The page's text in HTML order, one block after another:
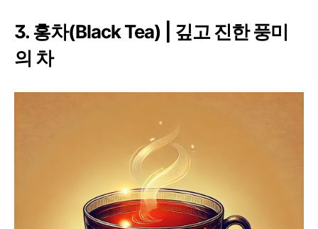
3. 홍차(Black Tea) | 깊고 진한 풍미
의 차